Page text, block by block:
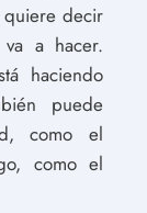
quiere decir
a hacer.
haciendo
puede
como el
como el